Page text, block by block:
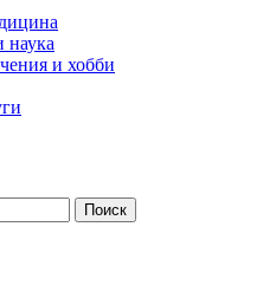
наука
и хобби